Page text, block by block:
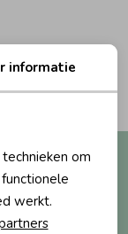
én direct
informatie
om
werkt.